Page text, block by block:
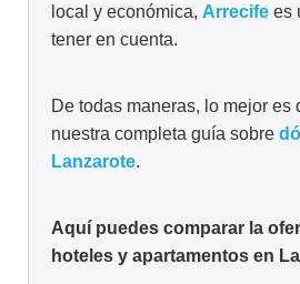
local y económica, Arrecifees
tener en cuenta.
De todas maneras, lo mejor es
nuestra completa guía sobre
Lanzarote.
Aquí puedes comparar la
hoteles y apartamentos en